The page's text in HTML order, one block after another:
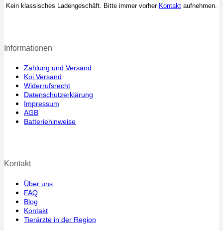
Kein klassisches Ladengeschäft. Bitte immer vorher Kontakt aufnehmen.
Informationen
Zahlung und Versand
Koi Versand
Widerrufsrecht
Datenschutzerklärung
Impressum
AGB
Batteriehinweise
Kontakt
Über uns
FAQ
Blog
Kontakt
Tierärzte in der Region